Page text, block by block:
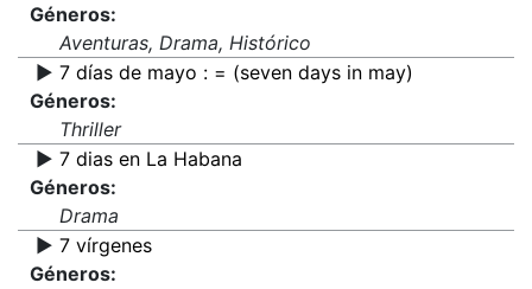
Géneros:
Aventuras, Drama, Histórico
▶️ 7 días de mayo : = (seven days in may)
Géneros:
Thriller
▶️ 7 dias en La Habana
Géneros:
Drama
▶️ 7 vírgenes
Géneros: